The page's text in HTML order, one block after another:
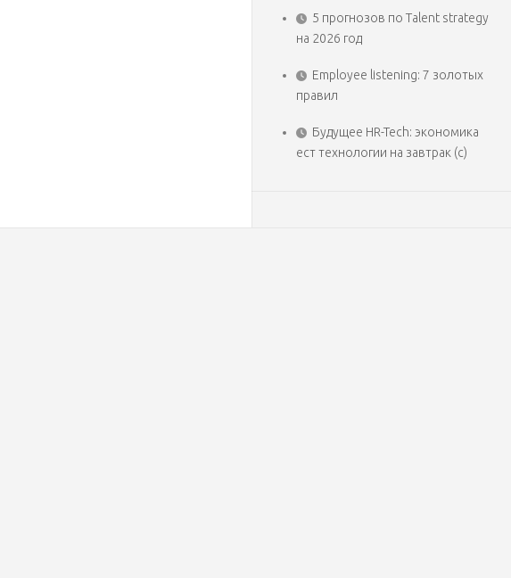
5 прогнозов по Talent strategy
на 2026 год
Employee listening: 7 золотых
правил
Будущее HR-Tech: экономика
ест технологии на завтрак (с)